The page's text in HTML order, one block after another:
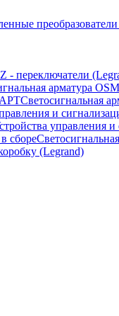
преобразователи
- переключатели
арматура
Светосигнальная
и
управления и
сборе
(Legrand)